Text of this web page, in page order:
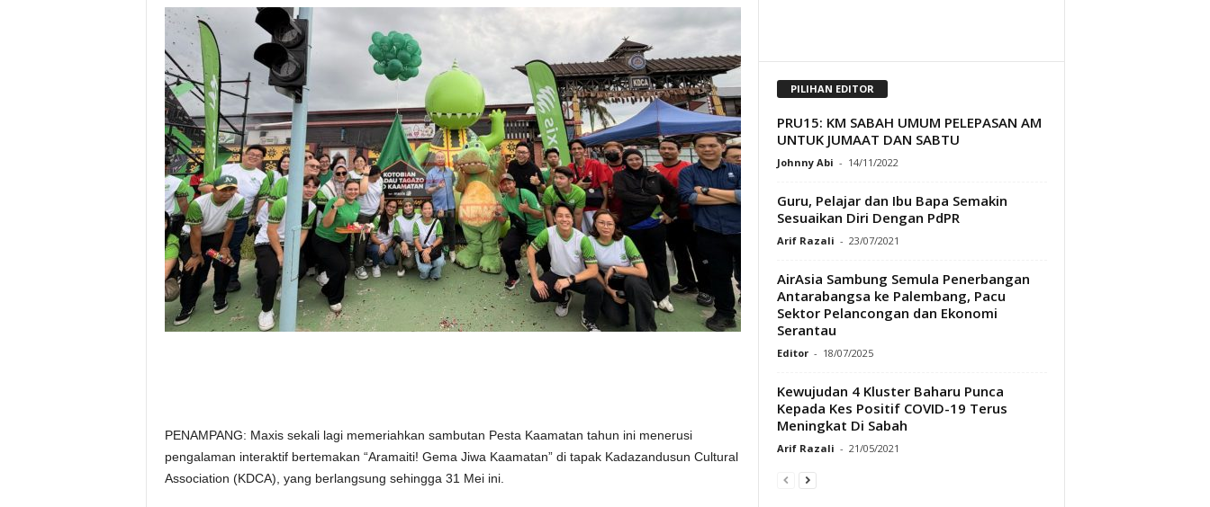
PENAMPANG: Maxis sekali lagi memeriahkan sambutan Pesta Kaamatan tahun ini menerusi
pengalaman interaktif bertemakan “Aramaiti! Gema Jiwa Kaamatan” di tapak Kadazandusun Cultural
Association (KDCA), yang berlangsung sehingga 31 Mei ini.
PILIHAN EDITOR
PRU15: KM SABAH UMUM PELEPASAN AM
UNTUK JUMAAT DAN SABTU
Johnny Abi - 14/11/2022
Guru, Pelajar dan Ibu Bapa Semakin
Sesuaikan Diri Dengan PdPR
Arif Razali - 23/07/2021
AirAsia Sambung Semula Penerbangan
Antarabangsa ke Palembang, Pacu
Sektor Pelancongan dan Ekonomi
Serantau
Editor - 18/07/2025
Kewujudan 4 Kluster Baharu Punca
Kepada Kes Positif COVID-19 Terus
Meningkat Di Sabah
Arif Razali - 21/05/2021